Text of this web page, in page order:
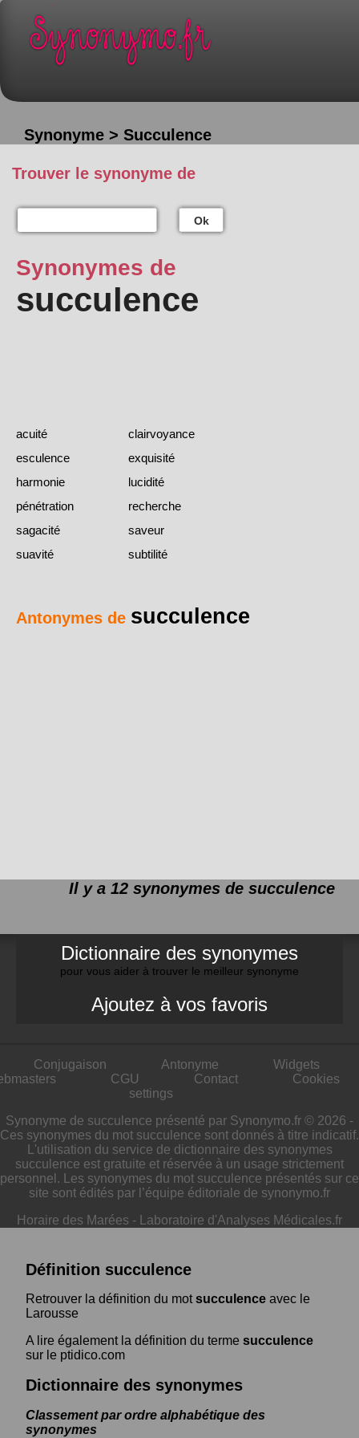
Synonyme > Succulence
Trouver le synonyme de
Ok
Synonymes de
succulence
acuité
clairvoyance
esculence
exquisité
harmonie
lucidité
pénétration
recherche
sagacité
saveur
suavité
subtilité
Antonymes de succulence
Il y a 12 synonymes de succulence
Dictionnaire des synonymes
pour vous aider à trouver le meilleur synonyme
Ajoutez à vos favoris
Conjugaison Antonyme
Widgets
CGU Contact
Cookies
settings
Synonyme de succulence présenté par Synonymo.fr © 2026 -
Ces synonymes du mot succulence sont donnés à titre indicatif.
L'utilisation du service de dictionnaire des synonymes
succulence est gratuite et réservée à un usage strictement
personnel. Les synonymes du mot succulence présentés sur ce
site sont édités par l’équipe éditoriale de synonymo.fr
Horaire des Marées - Laboratoire d'Analyses Médicales.fr
Définition succulence
Retrouver la définition du motsucculence avec le
Larousse
A lire également la définition du terme succulence
sur le ptidico.com
Dictionnaire des synonymes
Classement par ordre alphabétique des
synonymes